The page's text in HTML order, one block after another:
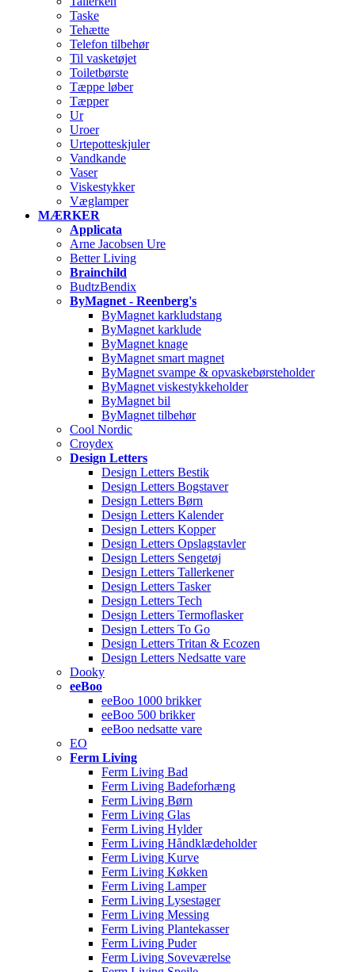
Taske
Tehætte
Telefon tilbehør
Til vasketøjet
Toiletbørste
Tæppe løber
Tæpper
Ur
Uroer
Urtepotteskjuler
Vandkande
Vaser
Viskestykker
Væglamper
MÆRKER
Applicata
Arne Jacobsen Ure
Better Living
Brainchild
BudtzBendix
ByMagnet - Reenberg's
ByMagnet karkludstang
ByMagnet karklude
ByMagnet knage
ByMagnet smart magnet
ByMagnet svampe & opvaskebørsteholder
ByMagnet viskestykkeholder
ByMagnet bil
ByMagnet tilbehør
Cool Nordic
Croydex
Design Letters
Design Letters Bestik
Design Letters Bogstaver
Design Letters Børn
Design Letters Kalender
Design Letters Kopper
Design Letters Opslagstavler
Design Letters Sengetøj
Design Letters Tallerkener
Design Letters Tasker
Design Letters Tech
Design Letters Termoflasker
Design Letters To Go
Design Letters Tritan & Ecozen
Design Letters Nedsatte vare
Dooky
eeBoo
eeBoo 1000 brikker
eeBoo 500 brikker
eeBoo nedsatte vare
EO
Ferm Living
Ferm Living Bad
Ferm Living Badeforhæng
Ferm Living Børn
Ferm Living Glas
Ferm Living Hylder
Ferm Living Håndklædeholder
Ferm Living Kurve
Ferm Living Køkken
Ferm Living Lamper
Ferm Living Lysestager
Ferm Living Messing
Ferm Living Plantekasser
Ferm Living Puder
Ferm Living Soveværelse